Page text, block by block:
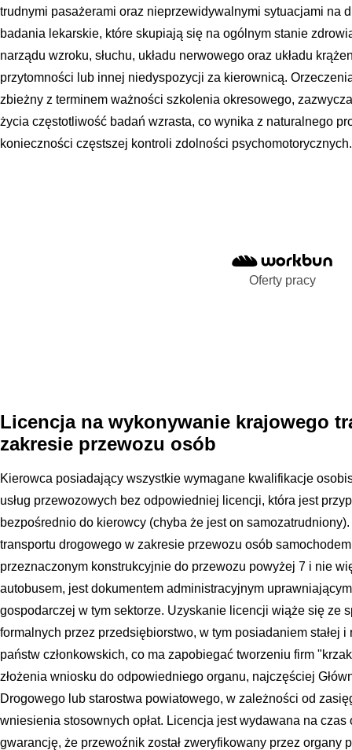
trudnymi pasażerami oraz nieprzewidywalnymi sytuacjami na
badania lekarskie, które skupiają się na ogólnym stanie
narządu wzroku, słuchu, układu nerwowego oraz układu
przytomności lub innej niedyspozycji za kierownicą.
zbieżny z terminem ważności szkolenia okresowego,
życia częstotliwość badań wzrasta, co wynika z naturalnego
konieczności częstszej kontroli zdolności psychomotorycznych.
Oferty pracy
Licencja na wykonywanie krajowego
zakresie przewozu osób
Kierowca posiadający wszystkie wymagane kwalifikacje
usług przewozowych bez odpowiedniej licencji, która jest
bezpośrednio do kierowcy (chyba że jest on
transportu drogowego w zakresie przewozu osób
przeznaczonym konstrukcyjnie do przewozu powyżej 7 i nie
autobusem, jest dokumentem administracyjnym
gospodarczej w tym sektorze. Uzyskanie licencji wiąże się ze
formalnych przez przedsiębiorstwo, w tym posiadaniem stałej
państw członkowskich, co ma zapobiegać tworzeniu firm
złożenia wniosku do odpowiedniego organu, najczęściej
Drogowego lub starostwa powiatowego, w zależności od
wniesienia stosownych opłat. Licencja jest wydawana na
gwarancję, że przewoźnik został zweryfikowany przez organy